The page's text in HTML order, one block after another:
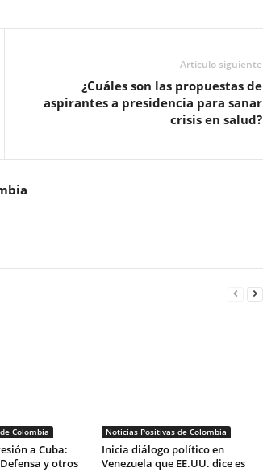
Artículo siguiente
¿Cuáles son las propuestas de
aspirantes a presidencia para sanar
crisis en salud?
Colombia
a Cuba:
y otros
Noticias Positivas de Colombia
Inicia diálogo político en
Venezuela que EE.UU. dice es